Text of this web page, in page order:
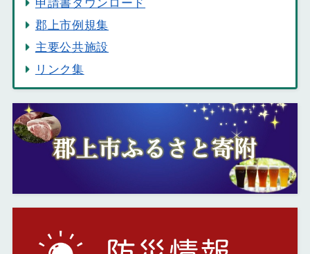
申請書ダウンロード
郡上市例規集
主要公共施設
リンク集